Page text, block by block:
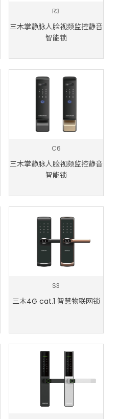
R3
三木掌静脉人脸视频监控静音
智能锁
C6
三木掌静脉人脸视频监控静音
智能锁
S3
三木4G cat.1 智慧物联网锁